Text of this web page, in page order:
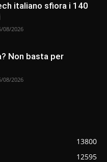
italiano sfiora i 140
08/2026
Non basta per
08/2026
13800
12595